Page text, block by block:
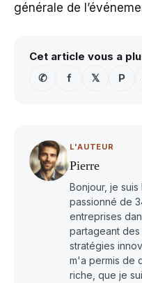
générale de
Cet article vous a
✆
f 𝕏 P
L'AUTEUR
Pierre
Bonjour, je
passionné de
entreprises
partageant
stratégies
m'a permis de
riche, que je